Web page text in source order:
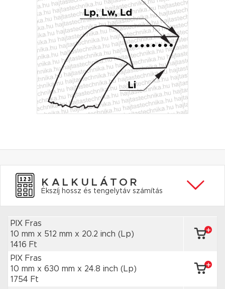
KALKULÁTOR
Ékszíj hossz és tengelytáv számítás
PIX Fras
10 mm x 512 mm x 20.2 inch (Lp)
1416 Ft
PIX Fras
10 mm x 630 mm x 24.8 inch (Lp)
1754 Ft